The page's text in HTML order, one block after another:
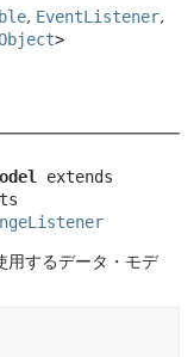
, EventListener,
>
用するデータ・モデ